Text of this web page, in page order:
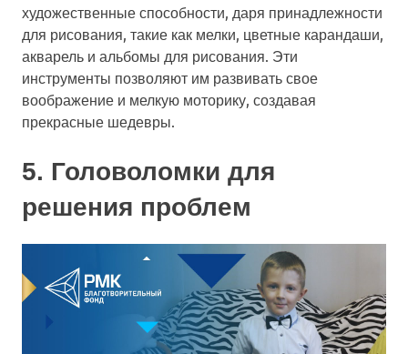
художественные способности, даря принадлежности
для рисования, такие как мелки, цветные карандаши,
акварель и альбомы для рисования. Эти
инструменты позволяют им развивать свое
воображение и мелкую моторику, создавая
прекрасные шедевры.
5. Головоломки для
решения проблем